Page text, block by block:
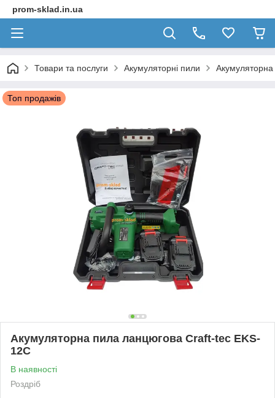
prom-sklad.in.ua
Товари та послуги Акумуляторні пили
Топ продажів
Акумуляторна пила ланцюгова Craft-tec EKS-
12С
В наявності
Роздріб